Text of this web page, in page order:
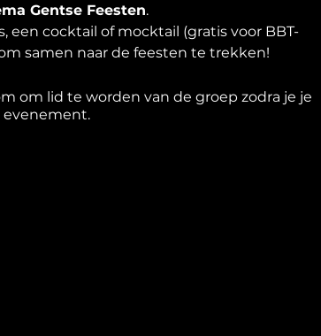
Gentse Feesten.
een cocktail of mocktail (gratis voor BBT-
samen naar de feesten te trekken!
om lid te worden van de groep zodra je je